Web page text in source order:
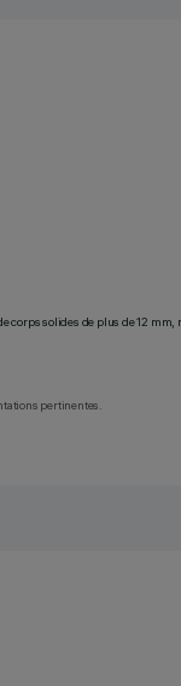
corps solides de plus de 12
pertinentes.